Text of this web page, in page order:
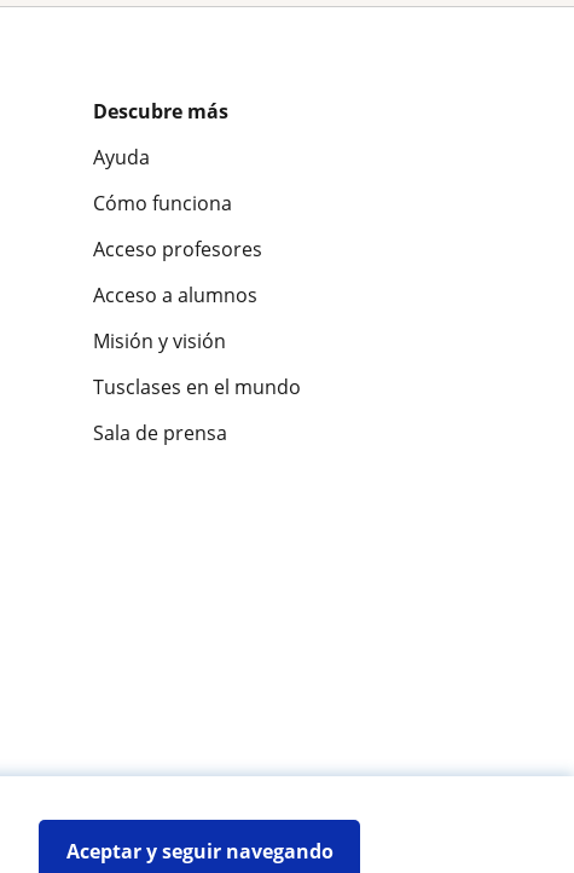
Aceptar y seguir navegando
Descubre más
Ayuda
Cómo funciona
Acceso profesores
Acceso a alumnos
Misión y visión
Tusclases en el mundo
Sala de prensa
Mapa web:Profesores particulares